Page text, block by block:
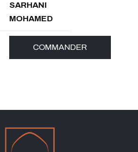
SARHANI
MOHAMED
COMMANDER